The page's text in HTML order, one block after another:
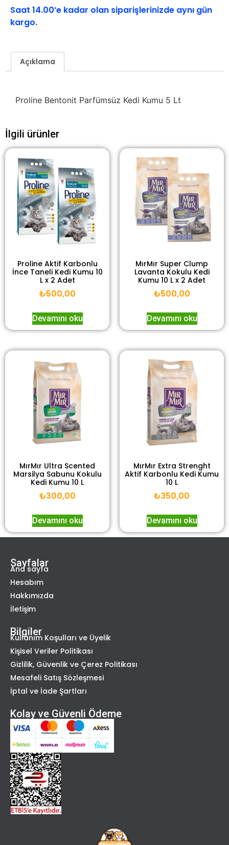
Saat 14.00’e kadar olan siparişlerinizde aynı gün
kargo.
Açıklama
Proline Bentonit Parfümsüz Kedi Kumu 5 Lt
İlgili ürünler
Proline Aktif Karbonlu
İnce Taneli Kedi Kumu 10
L x 2 Adet
₺500,00
Devamını oku
MırMır Super Clump
Lavanta Kokulu Kedi
Kumu 10 L x 2 Adet
₺500,00
Devamını oku
MırMır Ultra Scented
Marsilya Sabunu Kokulu
Kedi Kumu 10 L
₺300,00
Devamını oku
MırMır Extra Strenght
Aktif Karbonlu Kedi Kumu
10 L
₺350,00
Devamını oku
Sayfalar
Ana sayfa
Hesabım
Hakkımızda
İletişim
Bilgiler
Kullanım Koşulları ve Üyelik
Kişisel Veriler Politikası
Gizlilik, Güvenlik ve Çerez Politikası
Mesafeli Satış Sözleşmesi
İptal ve İade Şartları
Kolay ve Güvenli Ödeme